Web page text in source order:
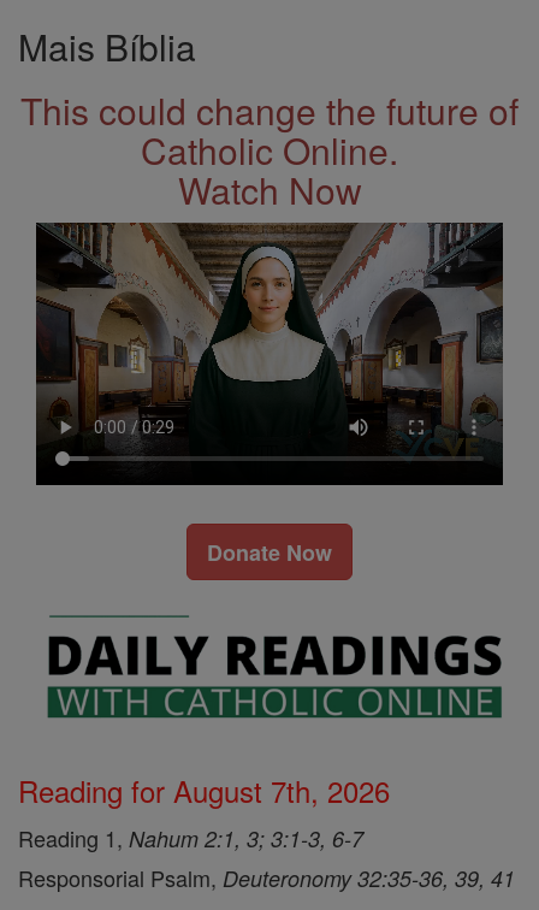
Mais Bíblia
This could change the future of
Catholic Online.
Watch Now
Donate Now
Reading for August 7th, 2026
Reading 1, Nahum 2:1, 3; 3:1-3, 6-7
Responsorial Psalm, Deuteronomy 32:35-36, 39, 41